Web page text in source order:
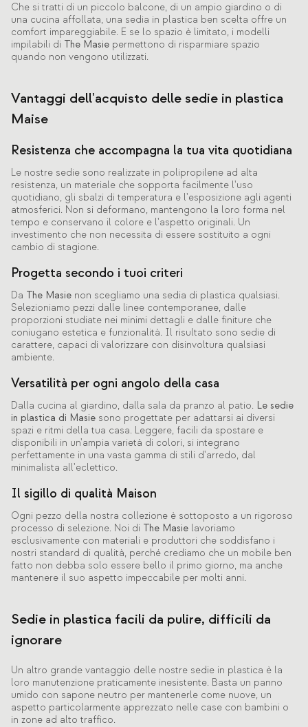
Che si tratti di un piccolo balcone, di un ampio giardino o di
una cucina affollata, una sedia in plastica ben scelta offre un
comfort impareggiabile. E se lo spazio è limitato, i modelli
impilabili di The Masie permettono di risparmiare spazio
quando non vengono utilizzati.
Vantaggi dell'acquisto delle sedie in plastica
Maise
Resistenza che accompagna la tua vita quotidiana
Le nostre sedie sono realizzate in polipropilene ad alta
resistenza, un materiale che sopporta facilmente l'uso
quotidiano, gli sbalzi di temperatura e l'esposizione agli agenti
atmosferici. Non si deformano, mantengono la loro forma nel
tempo e conservano il colore e l'aspetto originali. Un
investimento che non necessita di essere sostituito a ogni
cambio di stagione.
Progetta secondo i tuoi criteri
Da The Masie non scegliamo una sedia di plastica qualsiasi.
Selezioniamo pezzi dalle linee contemporanee, dalle
proporzioni studiate nei minimi dettagli e dalle finiture che
coniugano estetica e funzionalità. Il risultato sono sedie di
carattere, capaci di valorizzare con disinvoltura qualsiasi
ambiente.
Versatilità per ogni angolo della casa
Dalla cucina al giardino, dalla sala da pranzo al patio. Le sedie
in plastica di Masie sono progettate per adattarsi ai diversi
spazi e ritmi della tua casa. Leggere, facili da spostare e
disponibili in un'ampia varietà di colori, si integrano
perfettamente in una vasta gamma di stili d'arredo, dal
minimalista all'eclettico.
Il sigillo di qualità Maison
Ogni pezzo della nostra collezione è sottoposto a un rigoroso
processo di selezione. Noi di The Masie lavoriamo
esclusivamente con materiali e produttori che soddisfano i
nostri standard di qualità, perché crediamo che un mobile ben
fatto non debba solo essere bello il primo giorno, ma anche
mantenere il suo aspetto impeccabile per molti anni.
Sedie in plastica facili da pulire, difficili da
ignorare
Un altro grande vantaggio delle nostre sedie in plastica è la
loro manutenzione praticamente inesistente. Basta un panno
umido con sapone neutro per mantenerle come nuove, un
aspetto particolarmente apprezzato nelle case con bambini o
in zone ad alto traffico.